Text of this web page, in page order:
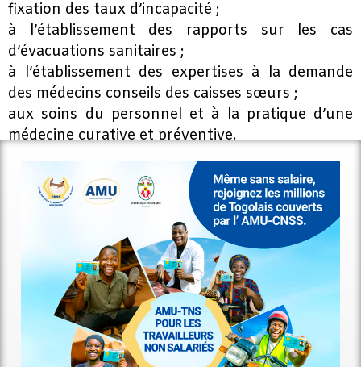
fixation des taux d’incapacité ;
à l’établissement des rapports sur les cas
d’évacuations sanitaires ;
à l’établissement des expertises à la demande
des médecins conseils des caisses sœurs ;
aux soins du personnel et à la pratique d’une
médecine curative et préventive.